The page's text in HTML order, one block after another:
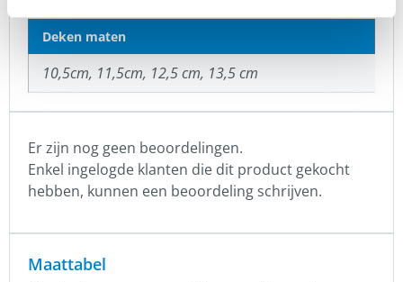
Deken maten
10,5cm, 11,5cm, 12,5 cm, 13,5 cm
Er zijn nog geen beoordelingen.
Enkel ingelogde klanten die dit product gekocht
hebben, kunnen een beoordeling schrijven.
Maattabel